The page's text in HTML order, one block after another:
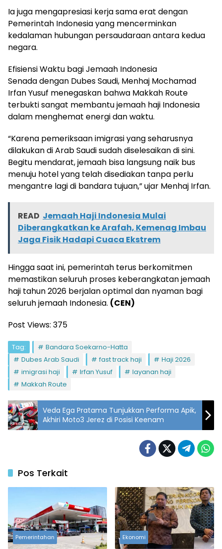
Ia juga mengapresiasi kerja sama erat dengan
Pemerintah Indonesia yang mencerminkan
kedalaman hubungan persaudaraan antara kedua
negara.
Efisiensi Waktu bagi Jemaah Indonesia
Senada dengan Dubes Saudi, Menhaj Mochamad
Irfan Yusuf menegaskan bahwa Makkah Route
terbukti sangat membantu jemaah haji Indonesia
dalam menghemat energi dan waktu.
“Karena pemeriksaan imigrasi yang seharusnya
dilakukan di Arab Saudi sudah diselesaikan di sini.
Begitu mendarat, jemaah bisa langsung naik bus
menuju hotel yang telah disediakan tanpa perlu
mengantre lagi di bandara tujuan,” ujar Menhaj Irfan.
READ Jemaah Haji Indonesia Mulai
Diberangkatkan ke Arafah, Kemenag Imbau
Jaga Fisik Hadapi Cuaca Ekstrem
Hingga saat ini, pemerintah terus berkomitmen
memastikan seluruh proses keberangkatan jemaah
haji tahun 2026 berjalan optimal dan nyaman bagi
seluruh jemaah Indonesia. (CEN)
Post Views: 375
Tag:
Bandara Soekarno-Hatta
Dubes Arab Saudi
fast track haji
Haji 2026
imigrasi haji
Irfan Yusuf
layanan haji
Makkah Route
Veda Ega Pratama Tunjukkan Performa Apik,
Akhiri Moto3 Jerez di Posisi Keenam
Pos Terkait
Pemerintahan Ekonomi